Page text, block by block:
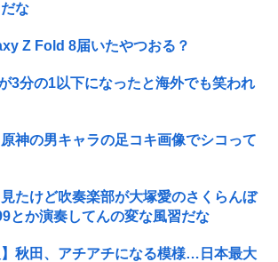
な
Z Fold 8届いたやつおる？
3分の1以下になったと海外でも笑われ
神の男キャラの足コキ画像でシコって
たけど吹奏楽部が大塚愛のさくらんぼ
とか演奏してんの変な風習だな
】秋田、アチアチになる模様…日本最大